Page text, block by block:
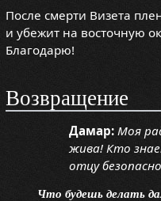
После смерти Визета
и убежит на восточную
Благодарю!
Возвращение
Дамар: Моя
жива! Кто
отцу
Что будешь делать